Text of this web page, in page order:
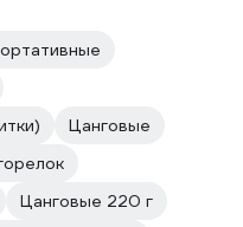
Цанговые
Цанговые 220 г